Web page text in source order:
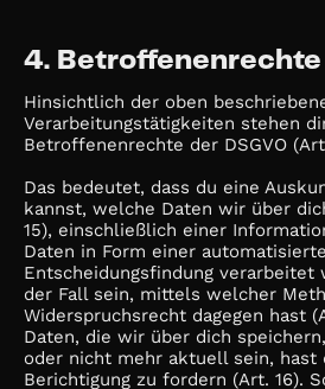
4. Betroffenenrechte
Hinsichtlich der oben
Verarbeitungstätigkeiten stehen
Betroffenenrechte der DSGVO
Das bedeutet, dass du eine
kannst, welche Daten wir über
15), einschließlich einer
Daten in Form einer
Entscheidungsfindung verarbeitet
der Fall sein, mittels welcher
Widerspruchsrecht dagegen hast
Daten, die wir über dich
oder nicht mehr aktuell sein, hast
Berichtigung zu fordern (Art. 16).